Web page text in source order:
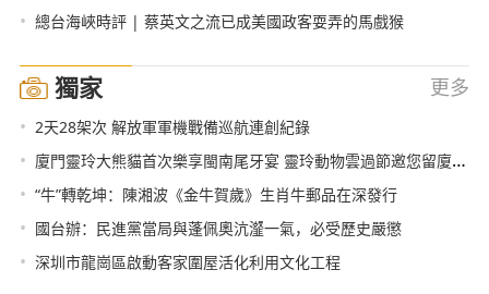
• 總台海峽時評 | 蔡英文之流已成美國政客耍弄的馬戲猴
獨家 更多
• 2天28架次 解放軍軍機戰備巡航連創紀錄
• 廈門靈玲大熊貓首次樂享閩南尾牙宴 靈玲動物雲過節邀您留廈過新年
• “牛”轉乾坤：陳湘波《金牛賀歲》生肖牛郵品在深發行
• 國台辦：民進黨當局與蓬佩奧沆瀣一氣，必受歷史嚴懲
• 深圳市龍崗區啟動客家圍屋活化利用文化工程